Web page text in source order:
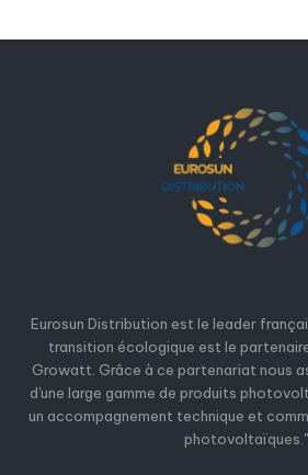
Eurosun Distribution est le leader
transition écologique est le
Growatt. Grâce à ce partenariat nous
d'une large gamme de produits
un accompagnement technique et
photovoltaïques."